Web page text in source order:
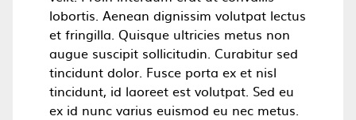
lobortis. Aenean dignissim volutpat lectus
et fringilla. Quisque ultricies metus non
augue suscipit sollicitudin. Curabitur sed
tincidunt dolor. Fusce porta ex et nisl
tincidunt, id laoreet est volutpat. Sed eu
ex id nunc varius euismod eu nec metus.